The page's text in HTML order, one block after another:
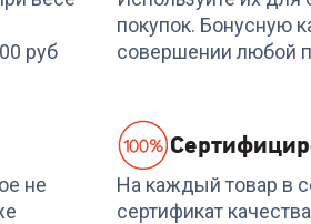
29 999₽
руб
покупок. Бонусную
совершении любой
не
На каждый товар в
сертификат